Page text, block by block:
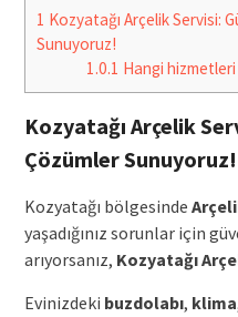
1 Kozyatağı Arçelik Servisi:
Sunuyoruz!
1.0.1 Hangi hizmetleri
Kozyatağı Arçelik
Çözümler Sunuyoruz!
Kozyatağı bölgesinde
yaşadığınız sorunlar için
arıyorsanız, Kozyatağı
Evinizdeki buzdolabı, klima